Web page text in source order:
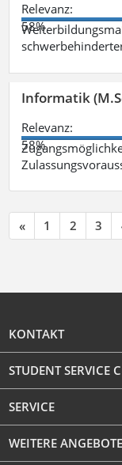
Relevanz:
58%
Informatik
Relevanz:
58%
« 1 2 3
KONTAKT
STUDENT SERVICE
SERVICE
WEITERE ANGEBOTE